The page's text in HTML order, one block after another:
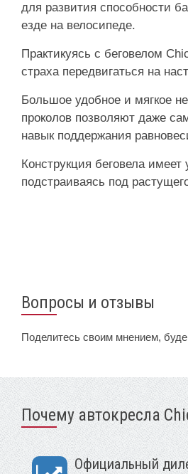
для развития способности
езде на велосипеде.
Практикуясь с беговелом
страха передвигаться на
Большое удобное и мягкое
проколов позволяют даже
навык поддержания
Конструкция беговела
подстраиваясь под
Вопросы и отзывы
Поделитесь своим мнением,
Почему автокресла
Официальный